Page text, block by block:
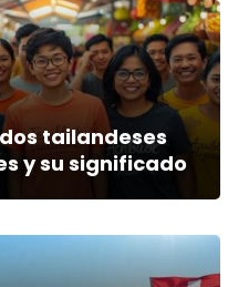
tailandeses
y su significado